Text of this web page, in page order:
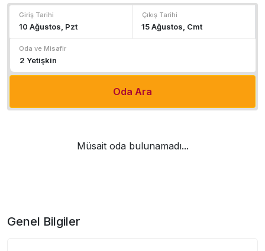
Giriş Tarihi Çıkış Tarihi
Oda ve Misafir
Oda Ara
Müsait oda bulunamadı...
Genel Bilgiler